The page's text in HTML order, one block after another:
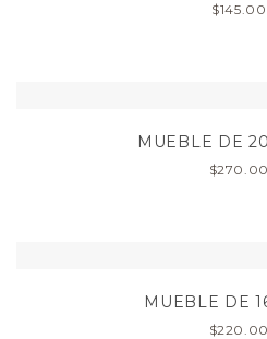
$
MUEBLE DE
$
MUEBLE DE
$